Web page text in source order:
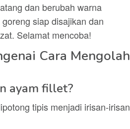
dan berubah warna
siap disajikan dan
Selamat mencoba!
Cara Mengolah
ayam fillet?
tipis menjadi irisan-irisan